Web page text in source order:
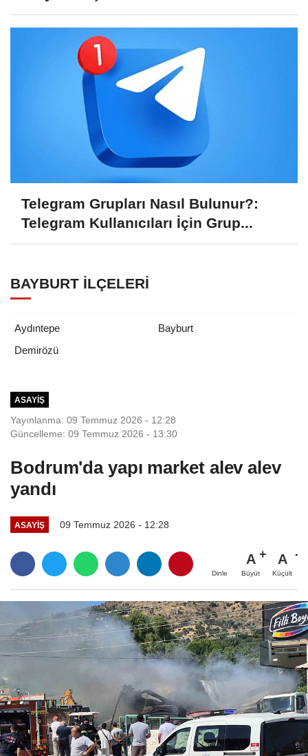
Telegram Grupları Nasıl Bulunur?:
Telegram Kullanıcıları İçin Grup...
BAYBURT İLÇELERI
Aydıntepe
Bayburt
Demirözü
ASAYIŞ
Yayınlanma: 09 Temmuz 2026 - 12:28
Güncelleme: 09 Temmuz 2026 - 13:30
Bodrum'da yapı market alev alev
yandı
ASAYIŞ 09 Temmuz 2026 - 12:28
Dinle
A
Büyüt
A
Küçült